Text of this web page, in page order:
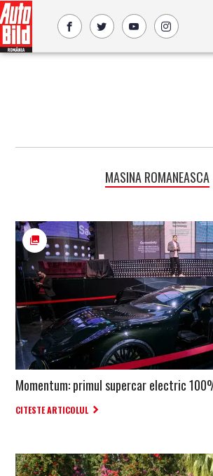
MASINA ROMANEASCA
Momentum: primul supercar electric
CITESTE ARTICOLUL